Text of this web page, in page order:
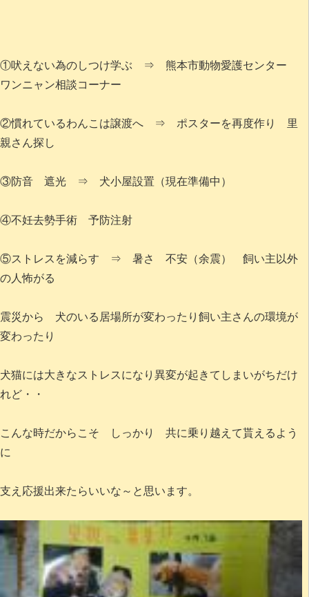
①吠えない為のしつけ学ぶ ⇒ 熊本市動物愛護センター
ワンニャン相談コーナー
②慣れているわんこは譲渡へ ⇒ ポスターを再度作り 里
親さん探し
③防音 遮光 ⇒ 犬小屋設置（現在準備中）
④不妊去勢手術 予防注射
⑤ストレスを減らす ⇒ 暑さ 不安（余震） 飼い主以外
の人怖がる
震災から 犬のいる居場所が変わったり飼い主さんの環境が
変わったり
犬猫には大きなストレスになり異変が起きてしまいがちだけ
れど・・
こんな時だからこそ しっかり 共に乗り越えて貰えるよう
に
支え応援出来たらいいな～と思います。